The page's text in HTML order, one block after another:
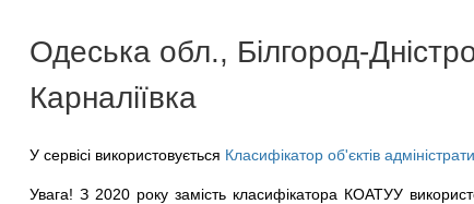
Одеська обл., Білгород-
Карналіївка
У сервісі використовується Класифікатор об'єктів
Увага! З 2020 року замість класифікатора КОАТУУ